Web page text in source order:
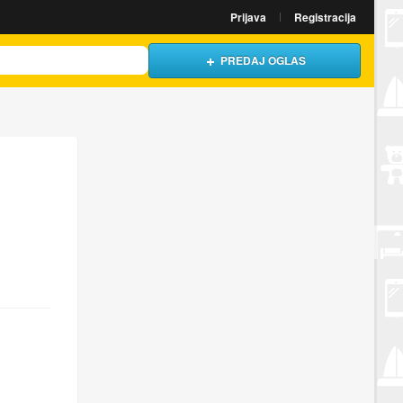
Prijava Registracija
PREDAJ OGLAS